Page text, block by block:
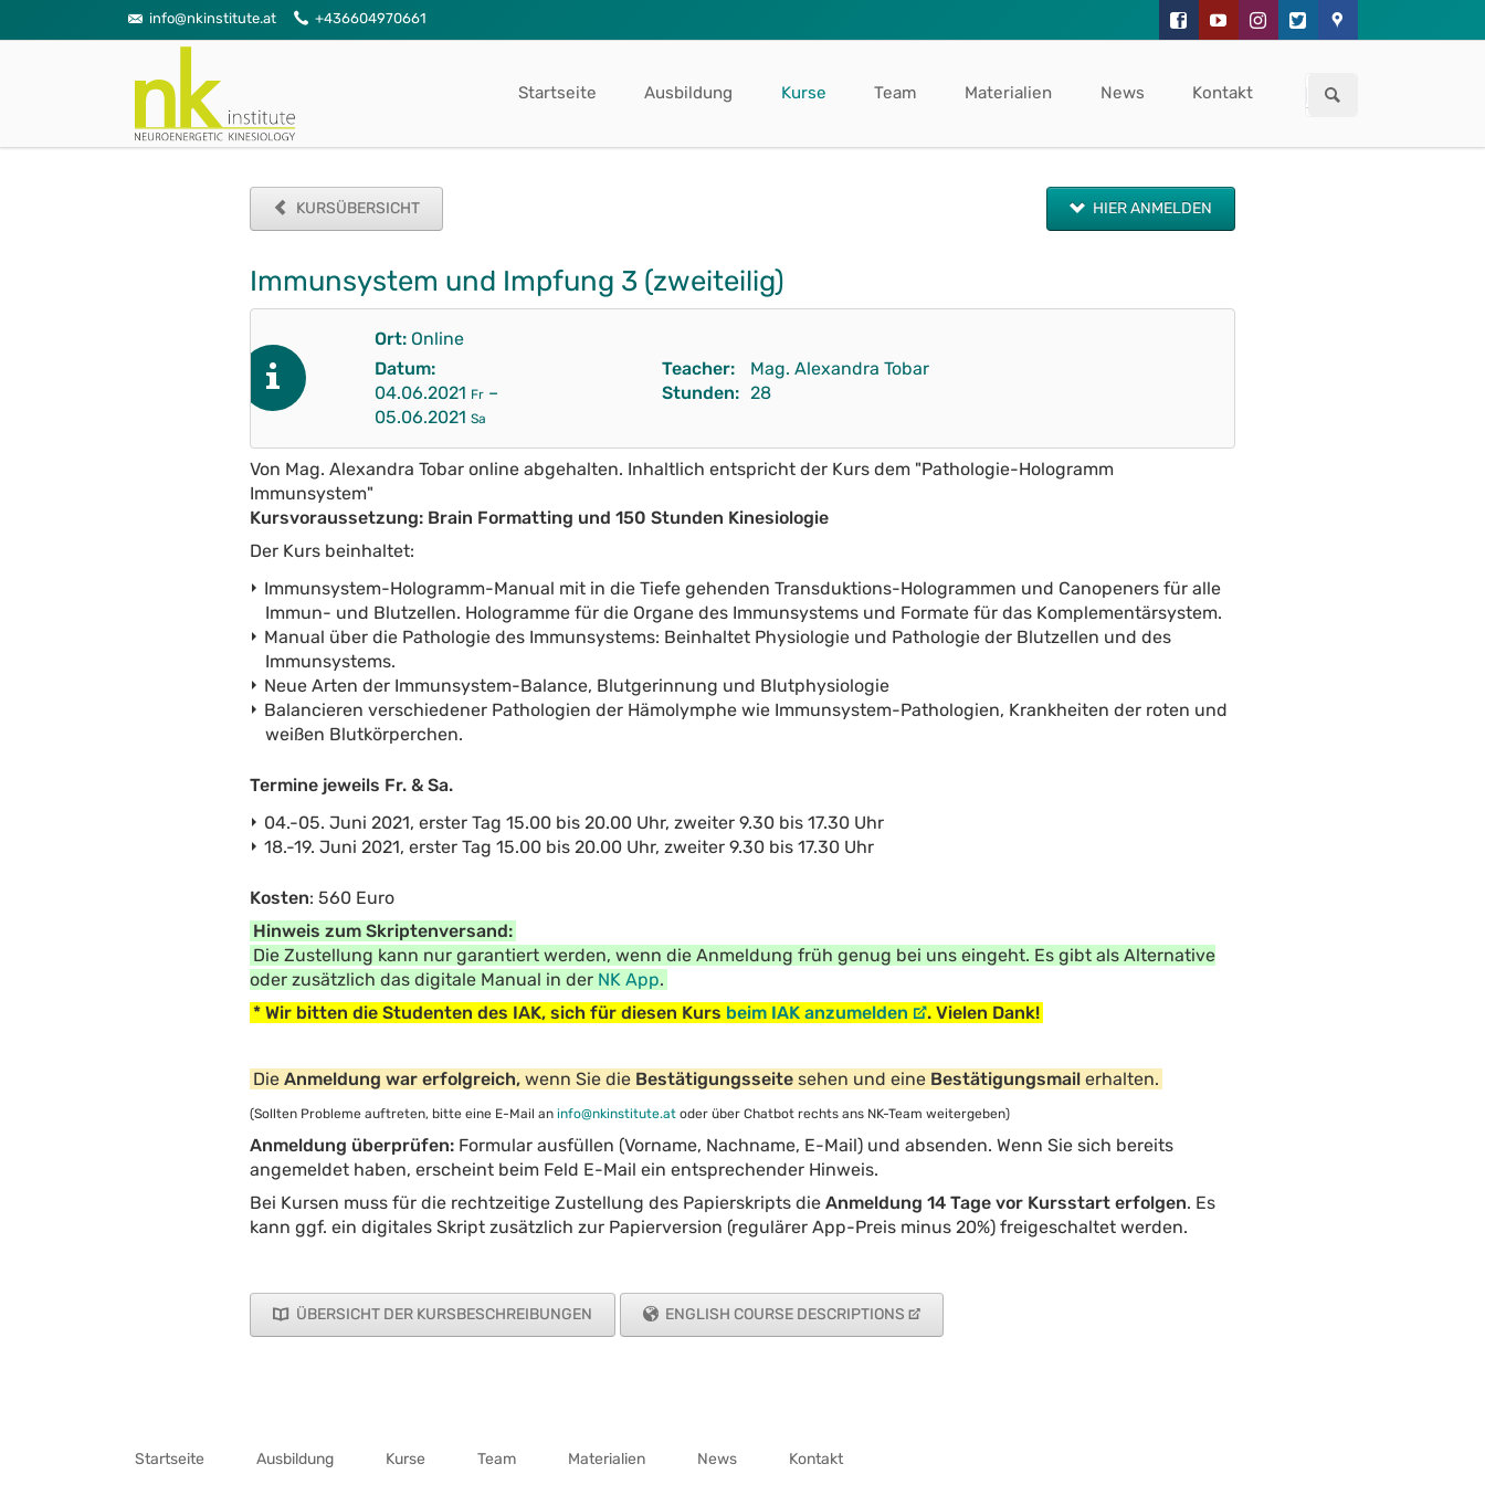
info@nkinstitute.at +436604970661
Startseite Ausbildung Kurse Team Materialien News Kontakt
KURSÜBERSICHT HIER ANMELDEN
Immunsystem und Impfung 3 (zweiteilig)
Ort: Online
Datum:
04.06.2021 Fr–
05.06.2021 Sa
Teacher:
Mag. Alexandra Tobar
Stunden: 28
Von Mag. Alexandra Tobar online abgehalten. Inhaltlich entspricht der Kurs dem "Pathologie-Hologramm
Immunsystem"
Kursvoraussetzung: Brain Formatting und 150 Stunden Kinesiologie
Der Kurs beinhaltet:
Immunsystem-Hologramm-Manual mit in die Tiefe gehenden Transduktions-Hologrammen und Canopeners für alle
Immun- und Blutzellen. Hologramme für die Organe des Immunsystems und Formate für das Komplementärsystem.
Manual über die Pathologie des Immunsystems: Beinhaltet Physiologie und Pathologie der Blutzellen und des
Immunsystems.
Neue Arten der Immunsystem-Balance, Blutgerinnung und Blutphysiologie
Balancieren verschiedener Pathologien der Hämolymphe wie Immunsystem-Pathologien, Krankheiten der roten und
weißen Blutkörperchen.
Termine jeweils Fr. & Sa.
04.-05. Juni 2021, erster Tag 15.00 bis 20.00 Uhr, zweiter 9.30 bis 17.30 Uhr
18.-19. Juni 2021, erster Tag 15.00 bis 20.00 Uhr, zweiter 9.30 bis 17.30 Uhr
Kosten: 560 Euro
Hinweis zum Skriptenversand:
Die Zustellung kann nur garantiert werden, wenn die Anmeldung früh genug bei uns eingeht. Es gibt als Alternative
oder zusätzlich das digitale Manual in der NK App.
* Wir bitten die Studenten des IAK, sich für diesen Kurs beim IAK anzumelden . Vielen Dank!
DieAnmeldung war erfolgreich,wenn Sie die Bestätigungsseitesehen und eine Bestätigungsmailerhalten.
(Sollten Probleme auftreten, bitte eine E-Mail aninfo@nkinstitute.at oder über Chatbot rechts ans NK-Team weitergeben)
Anmeldung überprüfen: Formular ausfüllen (Vorname, Nachname, E-Mail) und absenden. Wenn Sie sich bereits
angemeldet haben, erscheint beim Feld E-Mail ein entsprechender Hinweis.
Bei Kursen muss für die rechtzeitige Zustellung des Papierskripts dieAnmeldung 14 Tage vor Kursstart erfolgen. Es
kann ggf. ein digitales Skript zusätzlich zur Papierversion (regulärer App-Preis minus 20%) freigeschaltet werden.
ÜBERSICHT DER KURSBESCHREIBUNGEN ENGLISH COURSE DESCRIPTIONS
Startseite Ausbildung Kurse Team Materialien News Kontakt